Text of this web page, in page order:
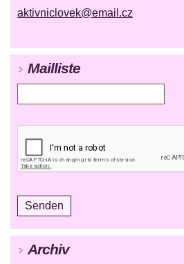
aktivniclovek@email.cz
Mailliste
Archiv